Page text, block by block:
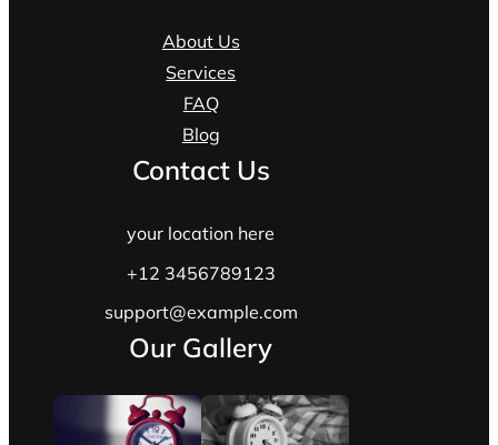
About Us
Services
FAQ
Blog
Contact Us
your location here
+12 3456789123
support@example.com
Our Gallery